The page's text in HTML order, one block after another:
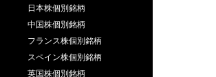
日本株個別銘柄
中国株個別銘柄
フランス株個別銘柄
スペイン株個別銘柄
英国株個別銘柄